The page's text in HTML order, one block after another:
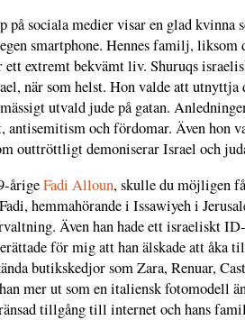
på sociala medier visar en glad kvinna
smartphone. Hennes familj, liksom
ett extremt bekvämt liv. Shuruqs
när som helst. Hon valde att
utvald jude på gatan.
antisemitism och fördomar. Även hon
outtröttligt demoniserar Israel och
årigeFadi Alloun, skulle du möjligen
hemmahörande i Issawiyeh i
Även han hade ett israeliskt
för mig att han älskade att åka
butikskedjor som Zara, Renuar,
mer ut som en italiensk fotomodell
tillgång till internet och hans